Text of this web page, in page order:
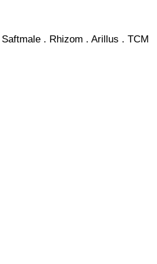
. Rhizom . Arillus . TCM